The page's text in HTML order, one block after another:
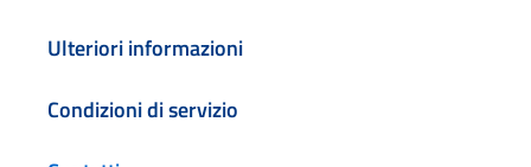
Ulteriori informazioni
Condizioni di servizio